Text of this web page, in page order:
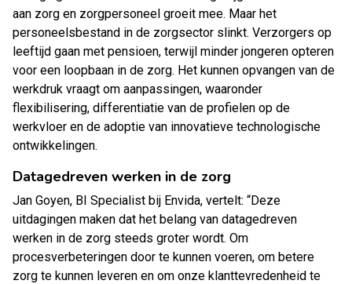
aan zorg en zorgpersoneel groeit mee. Maar het
personeelsbestand in de zorgsector slinkt. Verzorgers op
leeftijd gaan met pensioen, terwijl minder jongeren opteren
voor een loopbaan in de zorg. Het kunnen opvangen van de
werkdruk vraagt om aanpassingen, waaronder
flexibilisering, differentiatie van de profielen op de
werkvloer en de adoptie van innovatieve technologische
ontwikkelingen.
Datagedreven werken in de zorg
Jan Goyen, BI Specialist bij Envida, vertelt: “Deze
uitdagingen maken dat het belang van datagedreven
werken in de zorg steeds groter wordt. Om
procesverbeteringen door te kunnen voeren, om betere
zorg te kunnen leveren en om onze klanttevredenheid te